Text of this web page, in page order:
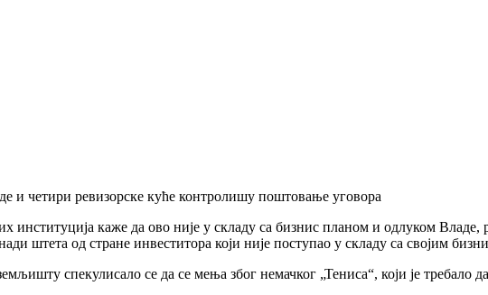
и четири ревизорске куће контролишу поштовање уговора
институција каже да ово није у складу са бизнис планом и одлуком
штета од стране инвеститора који није поступао у складу са својим
спекулисало се да се мења због немачког „Тениса“, који је требало